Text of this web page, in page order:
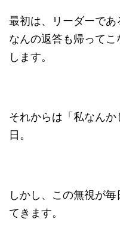
最初は、リーダーで
なんの返答も帰って
します。
それからは「私なん
日。
しかし、この無視が
てきます。